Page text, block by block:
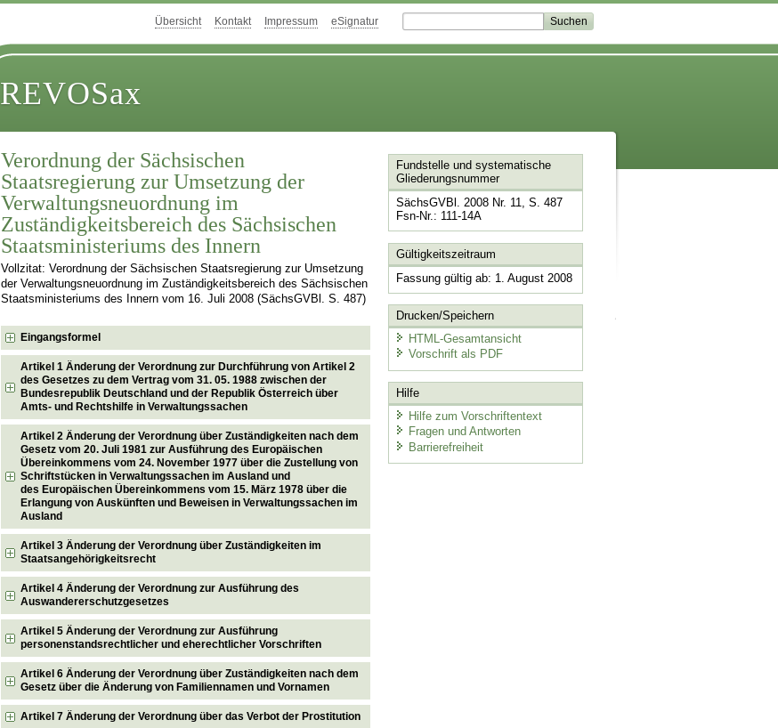
Übersicht Kontakt Impressum eSignatur
REVOSax
Verordnung der Sächsischen
Staatsregierung zur Umsetzung der
Verwaltungsneuordnung im
Zuständigkeitsbereich des Sächsischen
Staatsministeriums des Innern
Vollzitat: Verordnung der Sächsischen Staatsregierung zur Umsetzung
der Verwaltungsneuordnung im Zuständigkeitsbereich des Sächsischen
Staatsministeriums des Innern vom 16. Juli 2008 (SächsGVBl. S. 487)
Eingangsformel
Artikel 1 Änderung der Verordnung zur Durchführung von Artikel 2
des Gesetzes zu dem Vertrag vom 31. 05. 1988 zwischen der
Bundesrepublik Deutschland und der Republik Österreich über
Amts- und Rechtshilfe in Verwaltungssachen
Artikel 2 Änderung der Verordnung über Zuständigkeiten nach dem
Gesetz vom 20. Juli 1981 zur Ausführung des Europäischen
Übereinkommens vom 24. November 1977 über die Zustellung von
Schriftstücken in Verwaltungssachen im Ausland und
des Europäischen Übereinkommens vom 15. März 1978 über die
Erlangung von Auskünften und Beweisen in Verwaltungssachen im
Ausland
Artikel 3 Änderung der Verordnung über Zuständigkeiten im
Staatsangehörigkeitsrecht
Artikel 4 Änderung der Verordnung zur Ausführung des
Auswandererschutzgesetzes
Artikel 5 Änderung der Verordnung zur Ausführung
personenstandsrechtlicher und eherechtlicher Vorschriften
Artikel 6 Änderung der Verordnung über Zuständigkeiten nach dem
Gesetz über die Änderung von Familiennamen und Vornamen
Artikel 7 Änderung der Verordnung über das Verbot der Prostitution
Fundstelle und systematische
Gliederungsnummer
SächsGVBl. 2008 Nr. 11, S. 487
Fsn-Nr.: 111-14A
Gültigkeitszeitraum
Fassung gültig ab: 1. August 2008
Drucken/Speichern
HTML-Gesamtansicht
Vorschrift als PDF
Hilfe
Hilfe zum Vorschriftentext
Fragen und Antworten
Barrierefreiheit